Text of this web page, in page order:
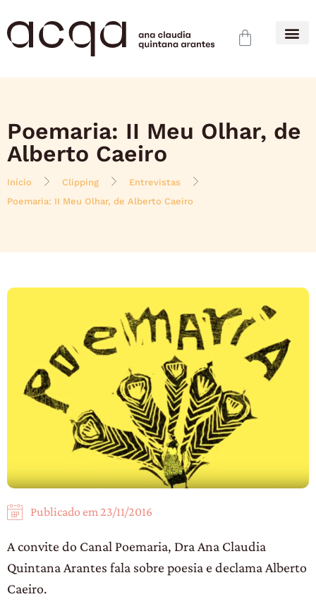
Poemaria: II Meu Olhar, de
Alberto Caeiro
Início Clipping
Entrevistas
Poemaria: II Meu Olhar, de Alberto Caeiro
Publicado em 23/11/2016
A convite do Canal Poemaria, Dra Ana Claudia
Quintana Arantes fala sobre poesia e declama Alberto
Caeiro.